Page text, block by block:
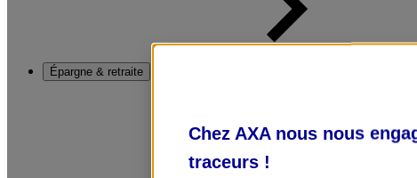
Épargne & retraite
Chez AXA nous nous
traceurs !